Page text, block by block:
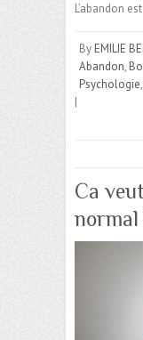
L’abandon
By EMILIE
Abandon,
Psychologie,
|
Ca
normal